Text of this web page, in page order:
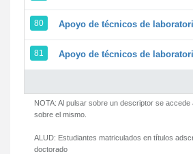
80 Apoyo de técnicos de
81 Apoyo de técnicos de
NOTA: Al pulsar sobre un descriptor se accede
sobre el mismo.
ALUD: Estudiantes matriculados en títulos
doctorado